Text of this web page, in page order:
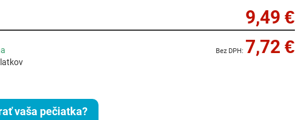
9,49 €
7,72 €
vaša pečiatka?